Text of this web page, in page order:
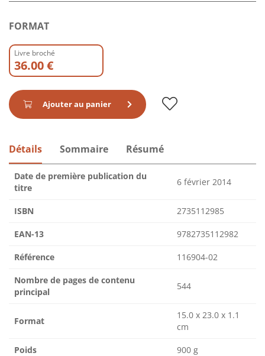
FORMAT
Livre broché
36.00 €
Ajouter au panier
Détails Sommaire Résumé
Date de première publication du
titre
6 février 2014
ISBN 2735112985
EAN-13 9782735112982
Référence 116904-02
Nombre de pages de contenu
principal
544
Format
15.0 x 23.0 x 1.1
cm
Poids 900 g